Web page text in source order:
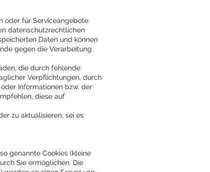
oder für Serviceangebote
datenschutzrechtlichen
Daten und können
gegen die Verarbeitung
die durch fehlende
Verpflichtungen, durch
Informationen bzw. der
diese auf
zu aktualisieren, sei es
genannte Cookies (kleine
Sie ermöglichen. Die